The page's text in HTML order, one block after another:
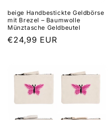
beige Handbestickte Geldbörse
mit Brezel – Baumwolle
Münztasche Geldbeutel
Regular
€24,99 EUR